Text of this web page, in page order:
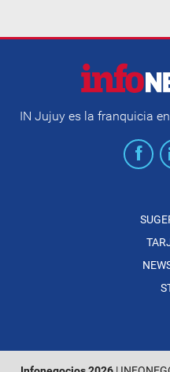
IN Jujuy es la franquicia